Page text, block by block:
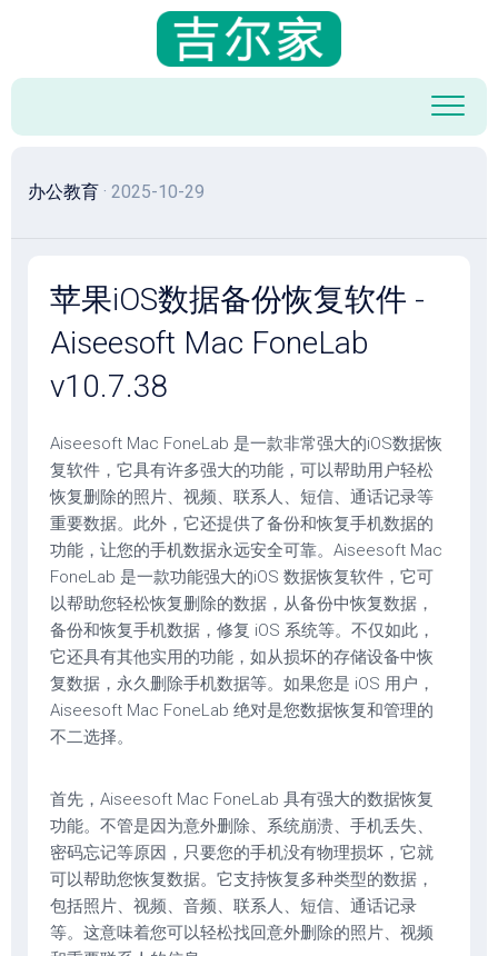
容
办公教育 · 2025-10-29
苹果iOS数据备份恢复软件 -
Aiseesoft Mac FoneLab
v10.7.38
Aiseesoft Mac FoneLab 是一款非常强大的iOS数据恢
复软件，它具有许多强大的功能，可以帮助用户轻松
恢复删除的照片、视频、联系人、短信、通话记录等
重要数据。此外，它还提供了备份和恢复手机数据的
功能，让您的手机数据永远安全可靠。Aiseesoft Mac
FoneLab 是一款功能强大的iOS 数据恢复软件，它可
以帮助您轻松恢复删除的数据，从备份中恢复数据，
备份和恢复手机数据，修复 iOS 系统等。不仅如此，
它还具有其他实用的功能，如从损坏的存储设备中恢
复数据，永久删除手机数据等。如果您是 iOS 用户，
Aiseesoft Mac FoneLab 绝对是您数据恢复和管理的
不二选择。
首先，Aiseesoft Mac FoneLab 具有强大的数据恢复
功能。不管是因为意外删除、系统崩溃、手机丢失、
密码忘记等原因，只要您的手机没有物理损坏，它就
可以帮助您恢复数据。它支持恢复多种类型的数据，
包括照片、视频、音频、联系人、短信、通话记录
等。这意味着您可以轻松找回意外删除的照片、视频